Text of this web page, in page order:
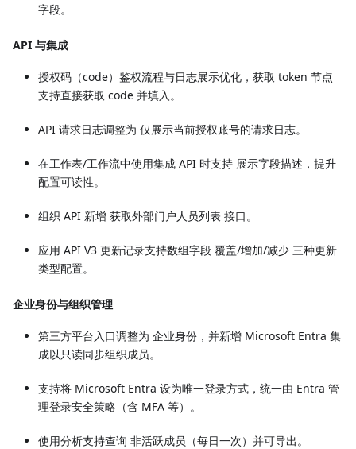
字段。
API 与集成
授权码（code）鉴权流程与日志展示优化，获取 token 节点
支持直接获取 code 并填入。
API 请求日志调整为 仅展示当前授权账号的请求日志。
在工作表/工作流中使用集成 API 时支持 展示字段描述，提升
配置可读性。
组织 API 新增 获取外部门户人员列表 接口。
应用 API V3 更新记录支持数组字段 覆盖/增加/减少 三种更新
类型配置。
企业身份与组织管理
第三方平台入口调整为 企业身份，并新增 Microsoft Entra 集
成以只读同步组织成员。
支持将 Microsoft Entra 设为唯一登录方式，统一由 Entra 管
理登录安全策略（含 MFA 等）。
使用分析支持查询 非活跃成员（每日一次）并可导出。